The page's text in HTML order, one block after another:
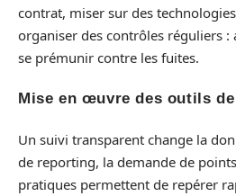
contrat, miser sur des
organiser des contrôles réguliers
se prémunir contre les fuites.
Mise en œuvre des outils
Un suivi transparent change la
de reporting, la demande de
pratiques permettent de repérer